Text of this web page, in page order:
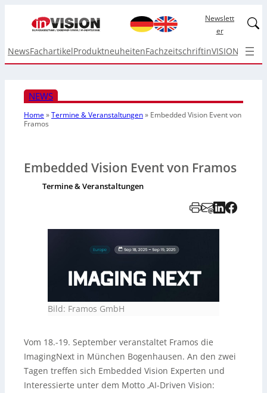
Newslett
er
NewsFachartikelProduktneuheitenFachzeitschriftinVISION Top
NEWS
Home»Termine & Veranstaltungen» Embedded Vision Event von
Framos
Embedded Vision Event von Framos
Termine & Veranstaltungen
Bild: Framos GmbH
Vom 18.-19. September veranstaltet Framos die
ImagingNext in München Bogenhausen. An den zwei
Tagen treffen sich Embedded Vision Experten und
Interessierte unter dem Motto ‚AI-Driven Vision: